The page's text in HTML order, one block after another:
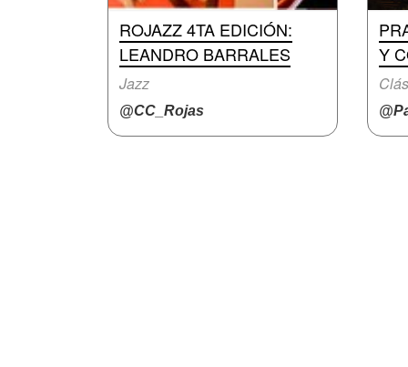
ROJAZZ 4TA EDICIÓN:
LEANDRO BARRALES
Jazz
@CC_Rojas
Y